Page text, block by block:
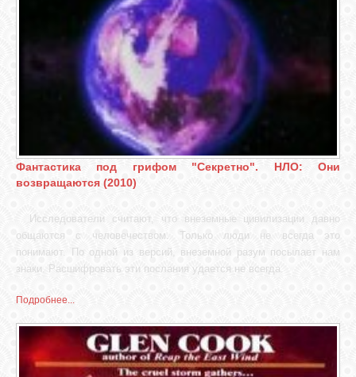
Фантастика под грифом "Секретно". НЛО: Они
возвращаются (2010)
Исследователи считают, что внеземные цивилизации давно
общаются с человечеством. Только люди не всегда это
понимают. По одной из версий, внеземной разум посылает нам
знаки. Расшифровать эти послания удается не всегда.
Подробнее...